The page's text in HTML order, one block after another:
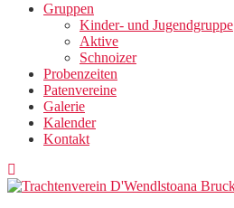
Gruppen
Kinder- und Jugendgruppe
Aktive
Schnoizer
Probenzeiten
Patenvereine
Galerie
Kalender
Kontakt